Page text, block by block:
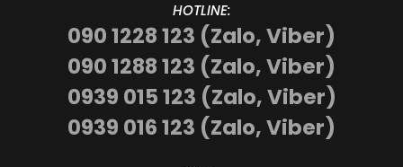
HOTLINE:
090 1228 123 (Zalo, Viber)
090 1288 123 (Zalo, Viber)
0939 015 123 (Zalo, Viber)
0939 016 123 (Zalo, Viber)